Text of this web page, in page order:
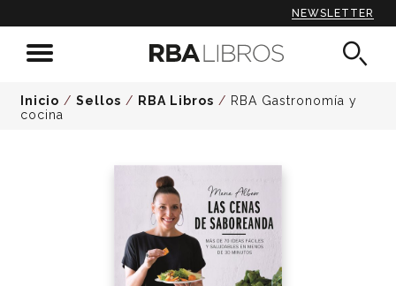
NEWSLETTER
Inicio / Sellos / RBA Libros / RBA Gastronomía y
cocina